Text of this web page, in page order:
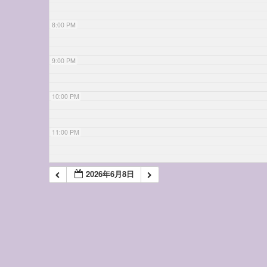
8:00 PM
9:00 PM
10:00 PM
11:00 PM
2026年6月8日